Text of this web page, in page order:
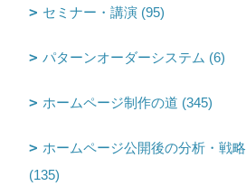
セミナー・講演 (95)
パターンオーダーシステム (6)
ホームページ制作の道 (345)
ホームページ公開後の分析・戦略
(135)